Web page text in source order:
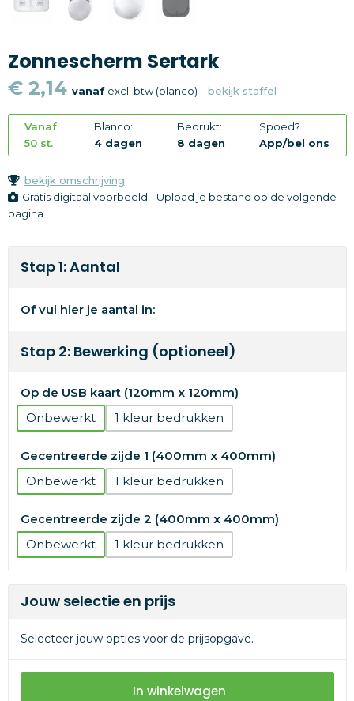
Gadgets
Textiel
Thema
Merken
Zonnescherm Sertark
€ 2,14 vanafexcl. btw (blanco) - bekijk staffel
Vanaf
50 st.
Blanco:
4 dagen
Bedrukt:
8 dagen
Spoed?
App/bel ons
bekijk omschrijving
Gratis digitaal voorbeeld - Upload je bestand op de volgende
pagina
Stap 1: Aantal
Of vul hier je aantal in:
Stap 2: Bewerking (optioneel)
Op de USB kaart (120mm x 120mm)
Onbewerkt
1
Gecentreerde zijde 1 (400mm x 400mm)
Onbewerkt
1
Gecentreerde zijde 2 (400mm x 400mm)
Onbewerkt
1
Jouw selectie en prijs
Selecteer jouw opties voor de prijsopgave.
In winkelwagen